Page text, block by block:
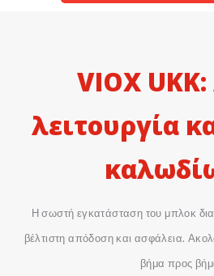
VIOX
λειτουργία
Η σωστή εγκατάσταση του μπλοκ
βέλτιστη απόδοση και ασφάλεια.
βήμα προς